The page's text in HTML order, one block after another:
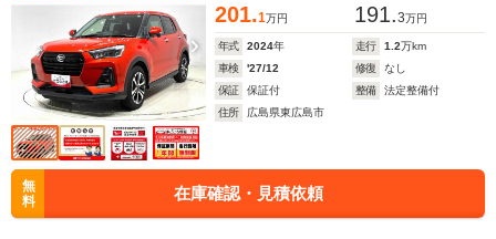
201.1万円 191.3万円
年式 2024年 走行 1.2万km
車検
'27/12 修復
なし
保証
保証付 整備
法定整備付
住所
広島県東広島市
無
料
在庫確認・見積依頼